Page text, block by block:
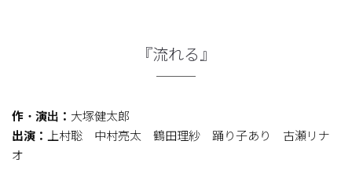
『流れる』
作・演出： 大塚健太郎
出演：
上村聡 中村亮太 鶴田理紗 踊り子あり 古瀬リナ
オ